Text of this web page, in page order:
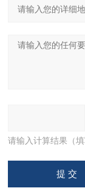
请输入计算结果（